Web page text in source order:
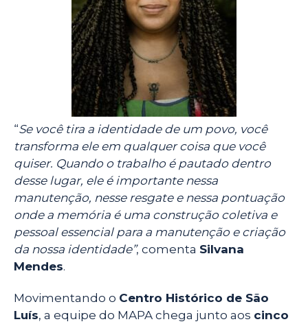
“Se você tira a identidade de um povo, você
transforma ele em qualquer coisa que você
quiser. Quando o trabalho é pautado dentro
desse lugar, ele é importante nessa
manutenção, nesse resgate e nessa pontuação
onde a memória é uma construção coletiva e
pessoal essencial para a manutenção e criação
da nossa identidade”, comenta Silvana
Mendes.
Movimentando o Centro Histórico de São
Luís, a equipe do MAPA chega junto aos cinco